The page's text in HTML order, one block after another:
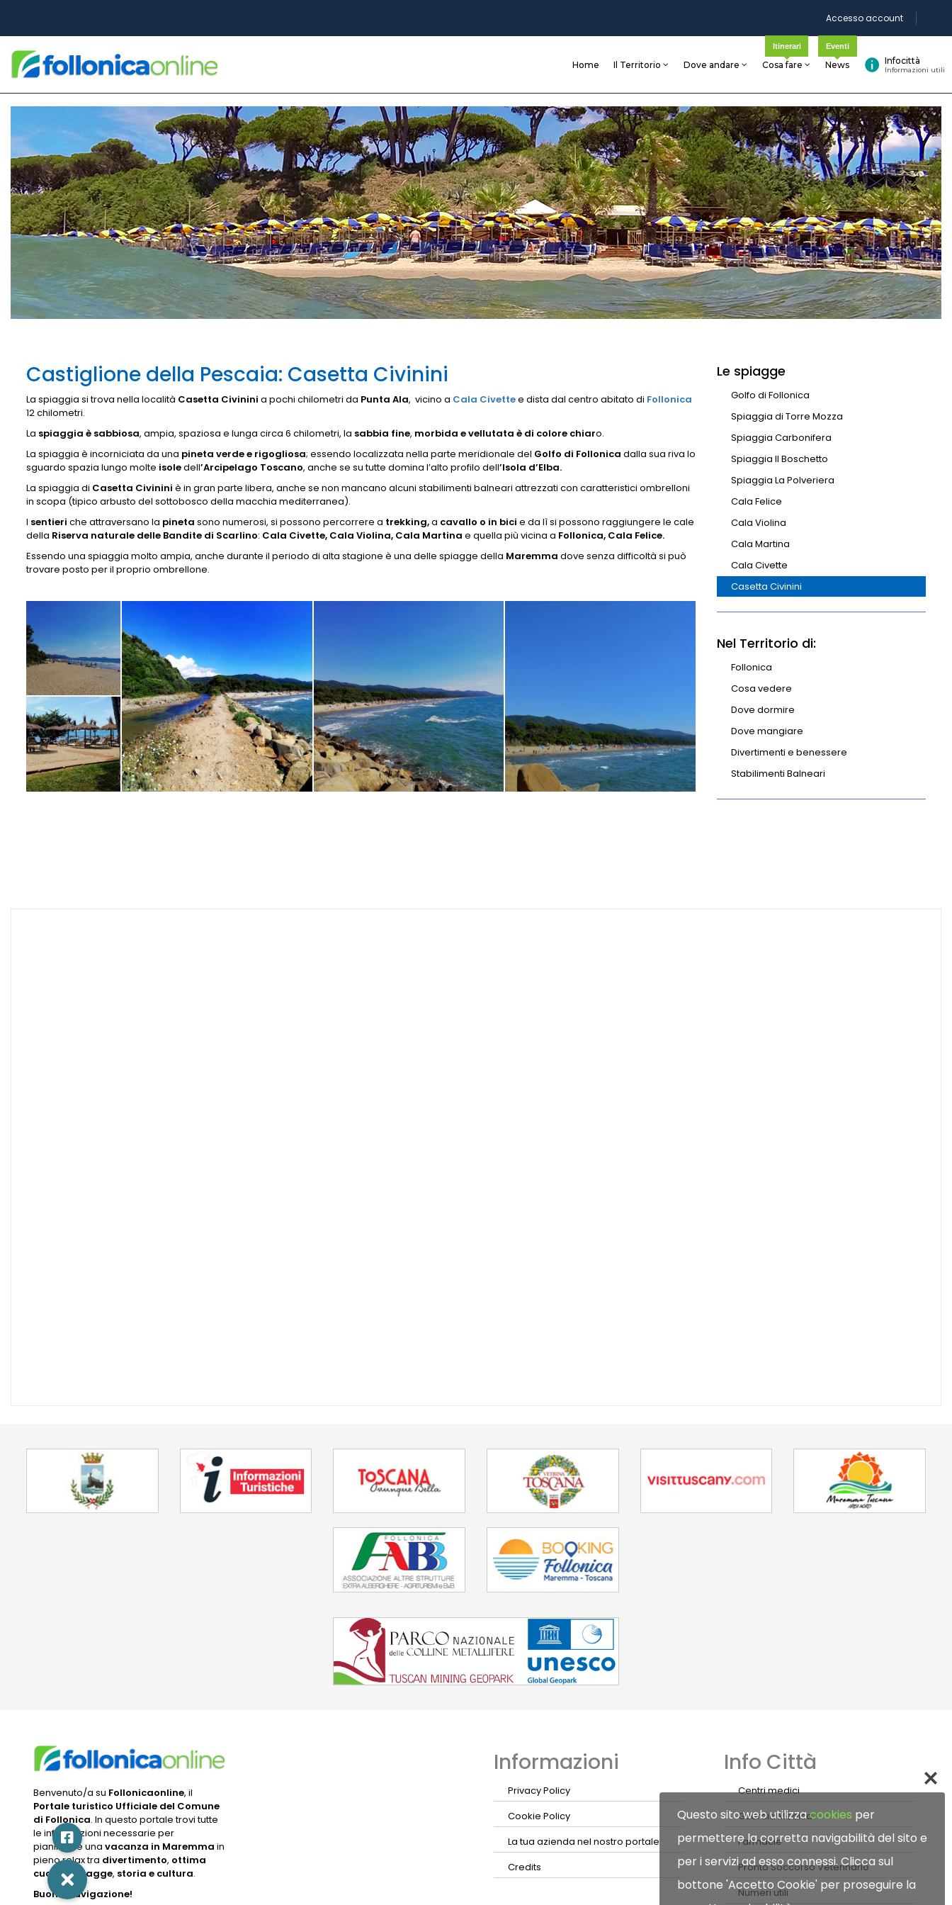
Accesso account
Home Il Territorio Dove andare Cosa fare
Itinerari
News
Eventi
Infocittà
Informazioni utili
Castiglione della Pescaia: Casetta Civinini
La spiaggia si trova nella località Casetta Civinini a pochi chilometri da Punta Ala, vicino a Cala Civettee dista dal centro abitato di Follonica
12 chilometri.
La spiaggia è sabbiosa, ampia, spaziosa e lunga circa 6 chilometri, la sabbia fine, morbida e vellutata è di colore chiaro.
La spiaggia è incorniciata da una pineta verde e rigogliosa; essendo localizzata nella parte meridionale del Golfo di Follonica dalla sua riva lo
sguardo spazia lungo molte isoledell’Arcipelago Toscano, anche se su tutte domina l’alto profilo dell’Isola d’Elba.
La spiaggia di Casetta Civinini è in gran parte libera, anche se non mancano alcuni stabilimenti balneari attrezzati con caratteristici ombrelloni
in scopa (tipico arbusto del sottobosco della macchia mediterranea).
I sentieri che attraversano la pineta sono numerosi, si possono percorrere a trekking,a cavallo o in bici e da lì si possono raggiungere le cale
della Riserva naturale delle Bandite di Scarlino: Cala Civette, Cala Violina, Cala Martina e quella più vicina a Follonica, Cala Felice.
Essendo una spiaggia molto ampia, anche durante il periodo di alta stagione è una delle spiagge della Maremma dove senza difficoltà si può
trovare posto per il proprio ombrellone.
agysrdgkhfodsiòs
Le spiagge
Golfo di Follonica
Spiaggia di Torre Mozza
Spiaggia Carbonifera
Spiaggia Il Boschetto
Spiaggia La Polveriera
Cala Felice
Cala Violina
Cala Martina
Cala Civette
Casetta Civinini
Nel Territorio di:
Follonica
Cosa vedere
Dove dormire
Dove mangiare
Divertimenti e benessere
Stabilimenti Balneari
Benvenuto/a su Follonicaonline, il
Portale turistico Ufficiale del Comune
di Follonica. In questo portale trovi tutte
le informazioni necessarie per
pianificare una vacanza in Maremma in
pieno relax tra divertimento, ottima
cucina,spiagge, storia e cultura.
Buona navigazione!
Informazioni
Privacy Policy
Cookie Policy
La tua azienda nel nostro portale
Credits
Info Città
Centri medici
Guardia Medica
Farmacie
Pronto Soccorso Veterinario
Numeri utili
Questo sito web utilizzacookies per
permettere la corretta navigabilità del sito e
per i servizi ad esso connessi. Clicca sul
bottone 'Accetto Cookie' per proseguire la